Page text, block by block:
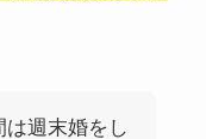
週末婚をし